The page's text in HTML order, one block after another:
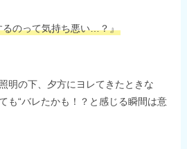
るのって気持ち悪い…？』
明の下、夕方にヨレてきたときな
も“バレたかも！？と感じる瞬間は意